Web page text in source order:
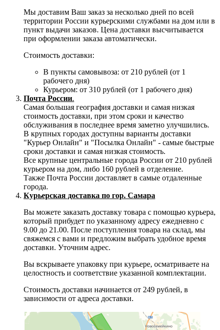
Мы доставим Ваш заказ за несколько дней по всей
территории России курьерскими службами на дом или в
пункт выдачи заказов. Цена доставки высчитывается
при оформлении заказа автоматически.
Стоимость доставки:
В пункты самовывоза: от 210 рублей (от 1
рабочего дня)
Курьером: от 310 рублей (от 1 рабочего дня)
Почта России.
Самая большая география доставки и самая низкая
стоимость доставки, при этом сроки и качество
обслуживания в последнее время заметно улучшились.
В крупных городах доступны варианты доставки
"Курьер Онлайн" и "Посылка Онлайн" - самые быстрые
сроки доставки и самая низкая стоимость.
Все крупные центральные города России от 210 рублей
курьером на дом, либо 160 рублей в отделение.
Также Почта России доставляет в самые отдаленные
города.
Курьерская доставка по гор. Самара
Вы можете заказать доставку товара с помощью курьера,
который прибудет по указанному адресу ежедневно с
9.00 до 21.00. После поступления товара на склад, мы
свяжемся с вами и предложим выбрать удобное время
доставки. Уточним адрес.
Вы вскрываете упаковку при курьере, осматриваете на
целостность и соответствие указанной комплектации.
Стоимость доставки начинается от 249 рублей, в
зависимости от адреса доставки.